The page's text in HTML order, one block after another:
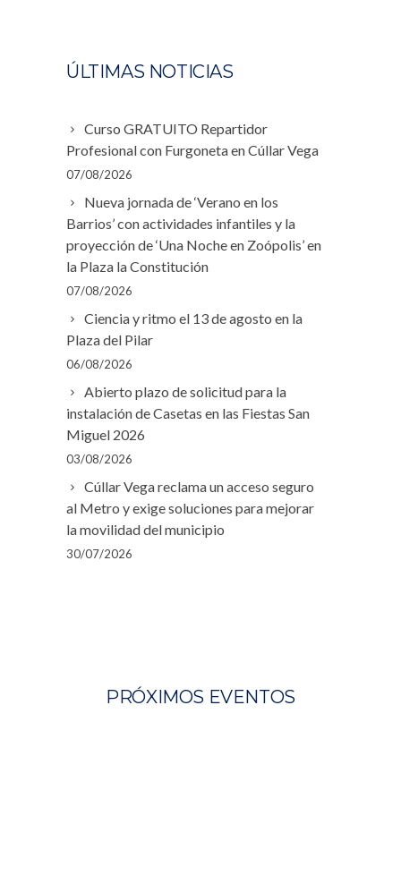
ÚLTIMAS NOTICIAS
Curso GRATUITO Repartidor
Profesional con Furgoneta en Cúllar Vega
07/08/2026
Nueva jornada de ‘Verano en los
Barrios’ con actividades infantiles y la
proyección de ‘Una Noche en Zoópolis’ en
la Plaza la Constitución
07/08/2026
Ciencia y ritmo el 13 de agosto en la
Plaza del Pilar
06/08/2026
Abierto plazo de solicitud para la
instalación de Casetas en las Fiestas San
Miguel 2026
03/08/2026
Cúllar Vega reclama un acceso seguro
al Metro y exige soluciones para mejorar
la movilidad del municipio
30/07/2026
PRÓXIMOS EVENTOS